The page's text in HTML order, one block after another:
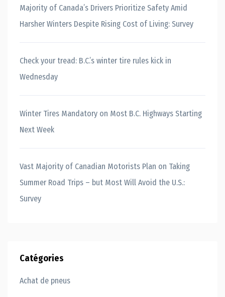
Majority of Canada’s Drivers Prioritize Safety Amid
Harsher Winters Despite Rising Cost of Living: Survey
Check your tread: B.C.’s winter tire rules kick in
Wednesday
Winter Tires Mandatory on Most B.C. Highways Starting
Next Week
Vast Majority of Canadian Motorists Plan on Taking
Summer Road Trips – but Most Will Avoid the U.S.:
Survey
Catégories
Achat de pneus